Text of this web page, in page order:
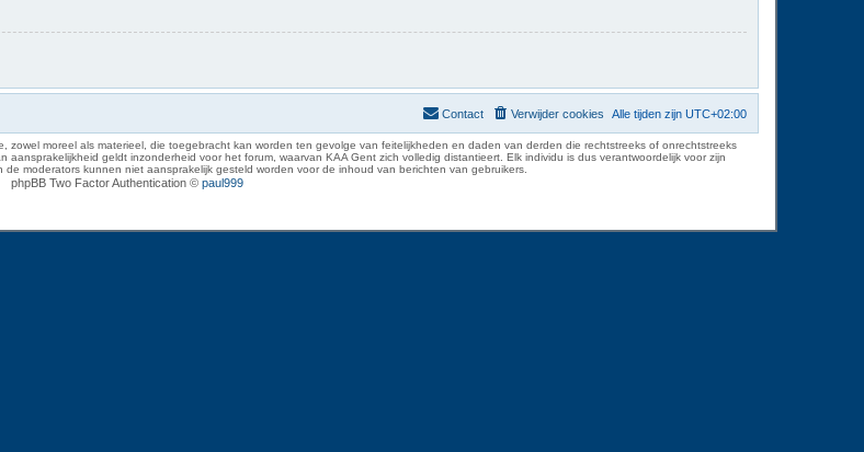
Alle tijden zijn UTC+02:00
Verwijder cookies
Contact
moreel als materieel, die toegebracht kan worden ten gevolge van feitelijkheden en daden van derden die rechtstreeks of onrechtstreeks
geldt inzonderheid voor het forum, waarvan KAA Gent zich volledig distantieert. Elk individu is dus verantwoordelijk voor zijn
moderators kunnen niet aansprakelijk gesteld worden voor de inhoud van berichten van gebruikers.
phpBB Two Factor Authentication © paul999